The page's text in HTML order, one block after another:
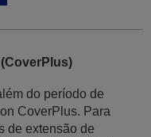
do período de
CoverPlus. Para
de extensão de